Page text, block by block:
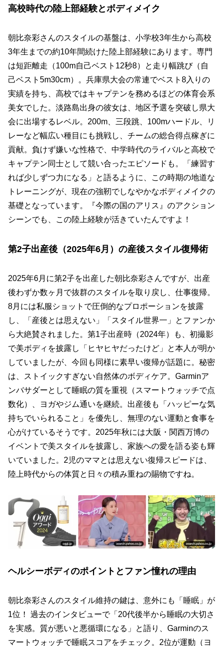
高校時代の陸上部経験とボディメイク
朝比奈彩さんのスタイルの基盤は、小学校3年生から高校
3年生までの約10年間続けた陸上部経験にあります。専門
は短距離走（100m自己ベスト12秒8）と走り幅跳び（自
己ベスト5m30cm）。兵庫県大会の常連でベスト8入りの
実績を持ち、高校ではキャプテンを務めるほどの体育会系
美女でした。淡路島出身の彼女は、地区予選を突破し県大
会に出場するレベル。200m、三段跳、100mハードル、リ
レーなど幅広い種目にも挑戦し、チームの総合得点稼ぎに
貢献。負けず嫌いな性格で、中学時代のライバルと高校で
キャプテン同士として競い合ったエピソードも。「練習す
れば少しずつ力になる」と語るように、この時期の地道な
トレーニングが、現在の強靭でしなやかなボディメイクの
基礎となっています。『今際の国のアリス』のアクション
シーンでも、この陸上経験が活きていたんですよ！
第2子出産後（2025年6月）の産後スタイル復帰術
2025年6月に第2子を出産した朝比奈彩さんですが、出産
後わずか数ヶ月で抜群のスタイルを取り戻し、仕事復帰。
8月には私服ショットで圧倒的なプロポーションを披露
し、「産後とは思えない」「スタイル世界一」とファンか
ら大絶賛されました。第1子出産時（2024年）も、初撮影
で美ボディを披露し「ヒヤヒヤだったけど」と本人が明か
していましたが、今回も同様に素早い復帰が話題に。秘密
は、ストイックすぎない自然体のボディケア。Garminア
ンバサダーとして睡眠の質を重視（スマートウォッチで点
数化）、ヨガやジム通いを継続。出産後も「ハッピーな気
持ちでいられること」を優先し、無理のない運動と食事を
心がけているそうです。2025年秋には大阪・関西万博の
イベントで美スタイルを披露し、家族への愛を語る姿も輝
いていました。2児のママとは思えない復帰スピードは、
陸上時代からの体質と日々の積み重ねの賜物ですね。
ヘルシーボディのポイントとファン憧れの理由
朝比奈彩さんのスタイル維持の鍵は、意外にも「睡眠」が
1位！ 過去のインタビューで「20代後半から睡眠の大切さ
を実感。質が悪いと悪循環になる」と語り、Garminのス
マートウォッチで睡眠スコアをチェック。2位が運動（ヨ